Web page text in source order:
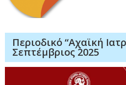
Περιοδικό “Αχαϊκή
Σεπτέμβριος 2025